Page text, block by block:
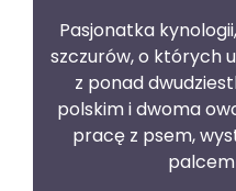
Pasjonatka
szczurów, o których
z ponad
polskim i dwoma
pracę z psem,